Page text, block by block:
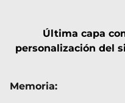
Última capa
personalización del
Memoria: